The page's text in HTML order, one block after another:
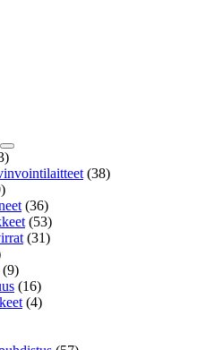
(38)
(36)
(53)
(31)
(9)
(16)
(4)